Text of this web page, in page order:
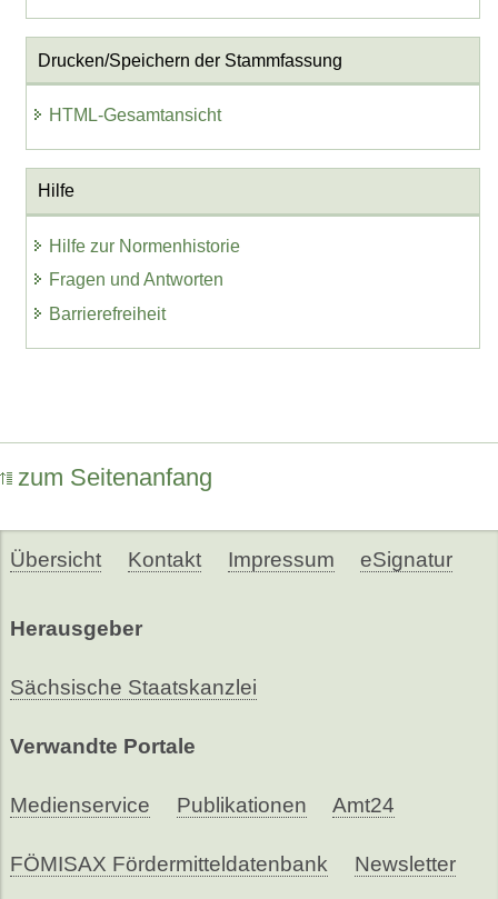
Drucken/Speichern der Stammfassung
HTML-Gesamtansicht
Hilfe
Hilfe zur Normenhistorie
Fragen und Antworten
Barrierefreiheit
zum Seitenanfang
Übersicht Kontakt Impressum eSignatur
Herausgeber
Sächsische Staatskanzlei
Verwandte Portale
Medienservice Publikationen Amt24
FÖMISAX Fördermitteldatenbank Newsletter